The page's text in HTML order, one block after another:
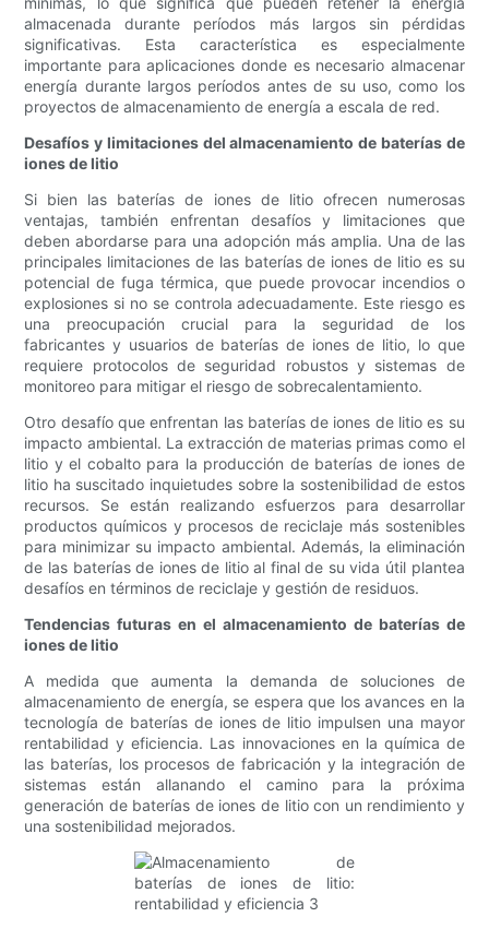
almacenada durante períodos más largos sin pérdidas
significativas. Esta característica es especialmente
importante para aplicaciones donde es necesario almacenar
energía durante largos períodos antes de su uso, como los
proyectos de almacenamiento de energía a escala de red.
Desafíos y limitaciones del almacenamiento de baterías de
iones de litio
Si bien las baterías de iones de litio ofrecen numerosas
ventajas, también enfrentan desafíos y limitaciones que
deben abordarse para una adopción más amplia. Una de las
principales limitaciones de las baterías de iones de litio es su
potencial de fuga térmica, que puede provocar incendios o
explosiones si no se controla adecuadamente. Este riesgo es
una preocupación crucial para la seguridad de los
fabricantes y usuarios de baterías de iones de litio, lo que
requiere protocolos de seguridad robustos y sistemas de
monitoreo para mitigar el riesgo de sobrecalentamiento.
Otro desafío que enfrentan las baterías de iones de litio es su
impacto ambiental. La extracción de materias primas como el
litio y el cobalto para la producción de baterías de iones de
litio ha suscitado inquietudes sobre la sostenibilidad de estos
recursos. Se están realizando esfuerzos para desarrollar
productos químicos y procesos de reciclaje más sostenibles
para minimizar su impacto ambiental. Además, la eliminación
de las baterías de iones de litio al final de su vida útil plantea
desafíos en términos de reciclaje y gestión de residuos.
Tendencias futuras en el almacenamiento de baterías de
iones de litio
A medida que aumenta la demanda de soluciones de
almacenamiento de energía, se espera que los avances en la
tecnología de baterías de iones de litio impulsen una mayor
rentabilidad y eficiencia. Las innovaciones en la química de
las baterías, los procesos de fabricación y la integración de
sistemas están allanando el camino para la próxima
generación de baterías de iones de litio con un rendimiento y
una sostenibilidad mejorados.